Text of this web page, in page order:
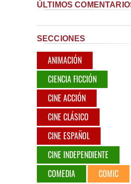
ÚLTIMOS
SECCIONES
ANIMACIÓN
CIENCIA FICCIÓN
CINE ACCIÓN
CINE CLÁSICO
CINE ESPAÑOL
CINE INDEPENDIENTE
COMEDIA
COMIC